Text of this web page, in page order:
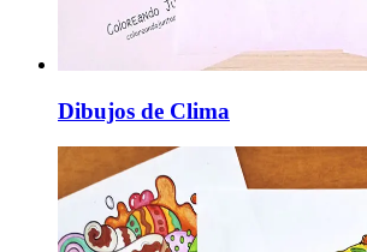
Dibujos de Clima